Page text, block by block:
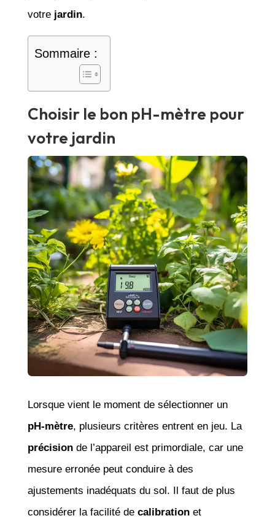
votre jardin.
Sommaire :
Choisir le bon pH-mètre pour
votre jardin
Lorsque vient le moment de sélectionner un
pH-mètre, plusieurs critères entrent en jeu. La
précisionde l’appareil est primordiale, car une
mesure erronée peut conduire à des
ajustements inadéquats du sol. Il faut de plus
considérer la facilité de calibrationet